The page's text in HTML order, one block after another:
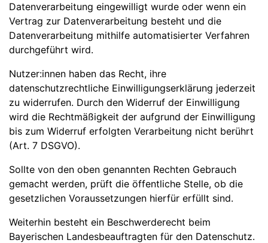
Datenverarbeitung eingewilligt wurde oder wenn ein
Vertrag zur Datenverarbeitung besteht und die
Datenverarbeitung mithilfe automatisierter Verfahren
durchgeführt wird.
Nutzer:innen haben das Recht, ihre
datenschutzrechtliche Einwilligungserklärung jederzeit
zu widerrufen. Durch den Widerruf der Einwilligung
wird die Rechtmäßigkeit der aufgrund der Einwilligung
bis zum Widerruf erfolgten Verarbeitung nicht berührt
(Art. 7 DSGVO).
Sollte von den oben genannten Rechten Gebrauch
gemacht werden, prüft die öffentliche Stelle, ob die
gesetzlichen Voraussetzungen hierfür erfüllt sind.
Weiterhin besteht ein Beschwerderecht beim
Bayerischen Landesbeauftragten für den Datenschutz.